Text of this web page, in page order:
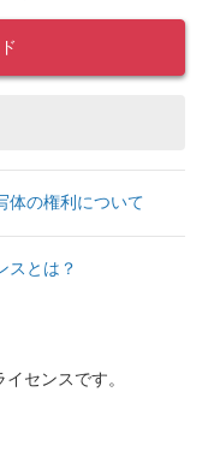
体の権利について
スとは？
センスです。